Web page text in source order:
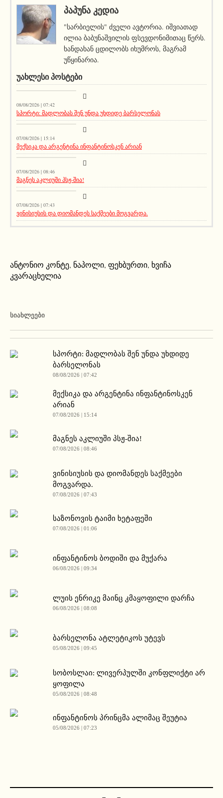
ᲞᲐᲞᲣᲜᲐ ᲙᲔᲓᲘᲐ
"სარბიელის" ძველი ავტორია. იშვიათად
ილია ბაბუნაშვილის ფსევდონიმითაც წერს.
ხანდახან ცდილობს იხუმროს, მაგრამ
უწყინარია.
ᲣᲐᲮᲚᲔᲡᲘ ᲞᲝᲡᲢᲔᲑᲘ
08/08/2026 | 07:42
სპორტი: მადლობას შენ უნდა უხდიდე ბარსელონას
მთავარი ამბავი
07/08/2026 | 15:14
მექსიკა და არგენტინა ინფანტინოსკენ არიან
სიახლეები
07/08/2026 | 08:46
მაგნეს აკლიუში პსჟ-შია!
მთავარი ამბავი
07/08/2026 | 07:43
ვინისიუსის და დიომანდეს საქმეები მოგვარდა.
ანტონიო კონტე, ნაპოლი, ფეხბურთი, ხვიჩა
კვარაცხელია
ᲡᲘᲐᲮᲚᲔᲔᲑᲘ
სპორტი: მადლობას შენ უნდა უხდიდე
ბარსელონას
08/08/2026 | 07:42
მექსიკა და არგენტინა ინფანტინოსკენ
არიან
07/08/2026 | 15:14
მაგნეს აკლიუში პსჟ-შია!
07/08/2026 | 08:46
ვინისიუსის და დიომანდეს საქმეები
მოგვარდა.
07/08/2026 | 07:43
საზონოვის ტაიმი ხეტაფეში
07/08/2026 | 01:06
ინფანტინოს ბოდიში და მუქარა
06/08/2026 | 09:34
ლუის ენრიკე მაინც კმაყოფილი დარჩა
06/08/2026 | 08:08
ბარსელონა ატლეტიკოს უტევს
05/08/2026 | 09:45
სობოსლაი: ლივერპულში კონფლიქტი არ
ყოფილა
05/08/2026 | 08:48
ინფანტინოს პრინცმა ალიმაც შეუტია
05/08/2026 | 07:23